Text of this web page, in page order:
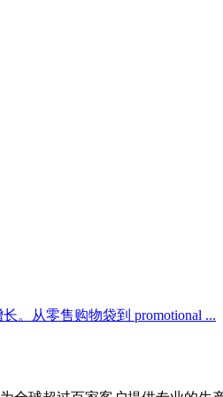
。从零售购物袋到 promotional ...